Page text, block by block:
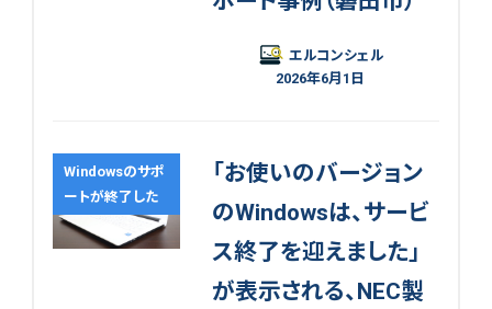
エルコンシェル
2026年6月1日
Windowsのサポ
ートが終了した
「お使いのバージョン
のWindowsは、サービ
ス終了を迎えました」
が表示される、NEC製